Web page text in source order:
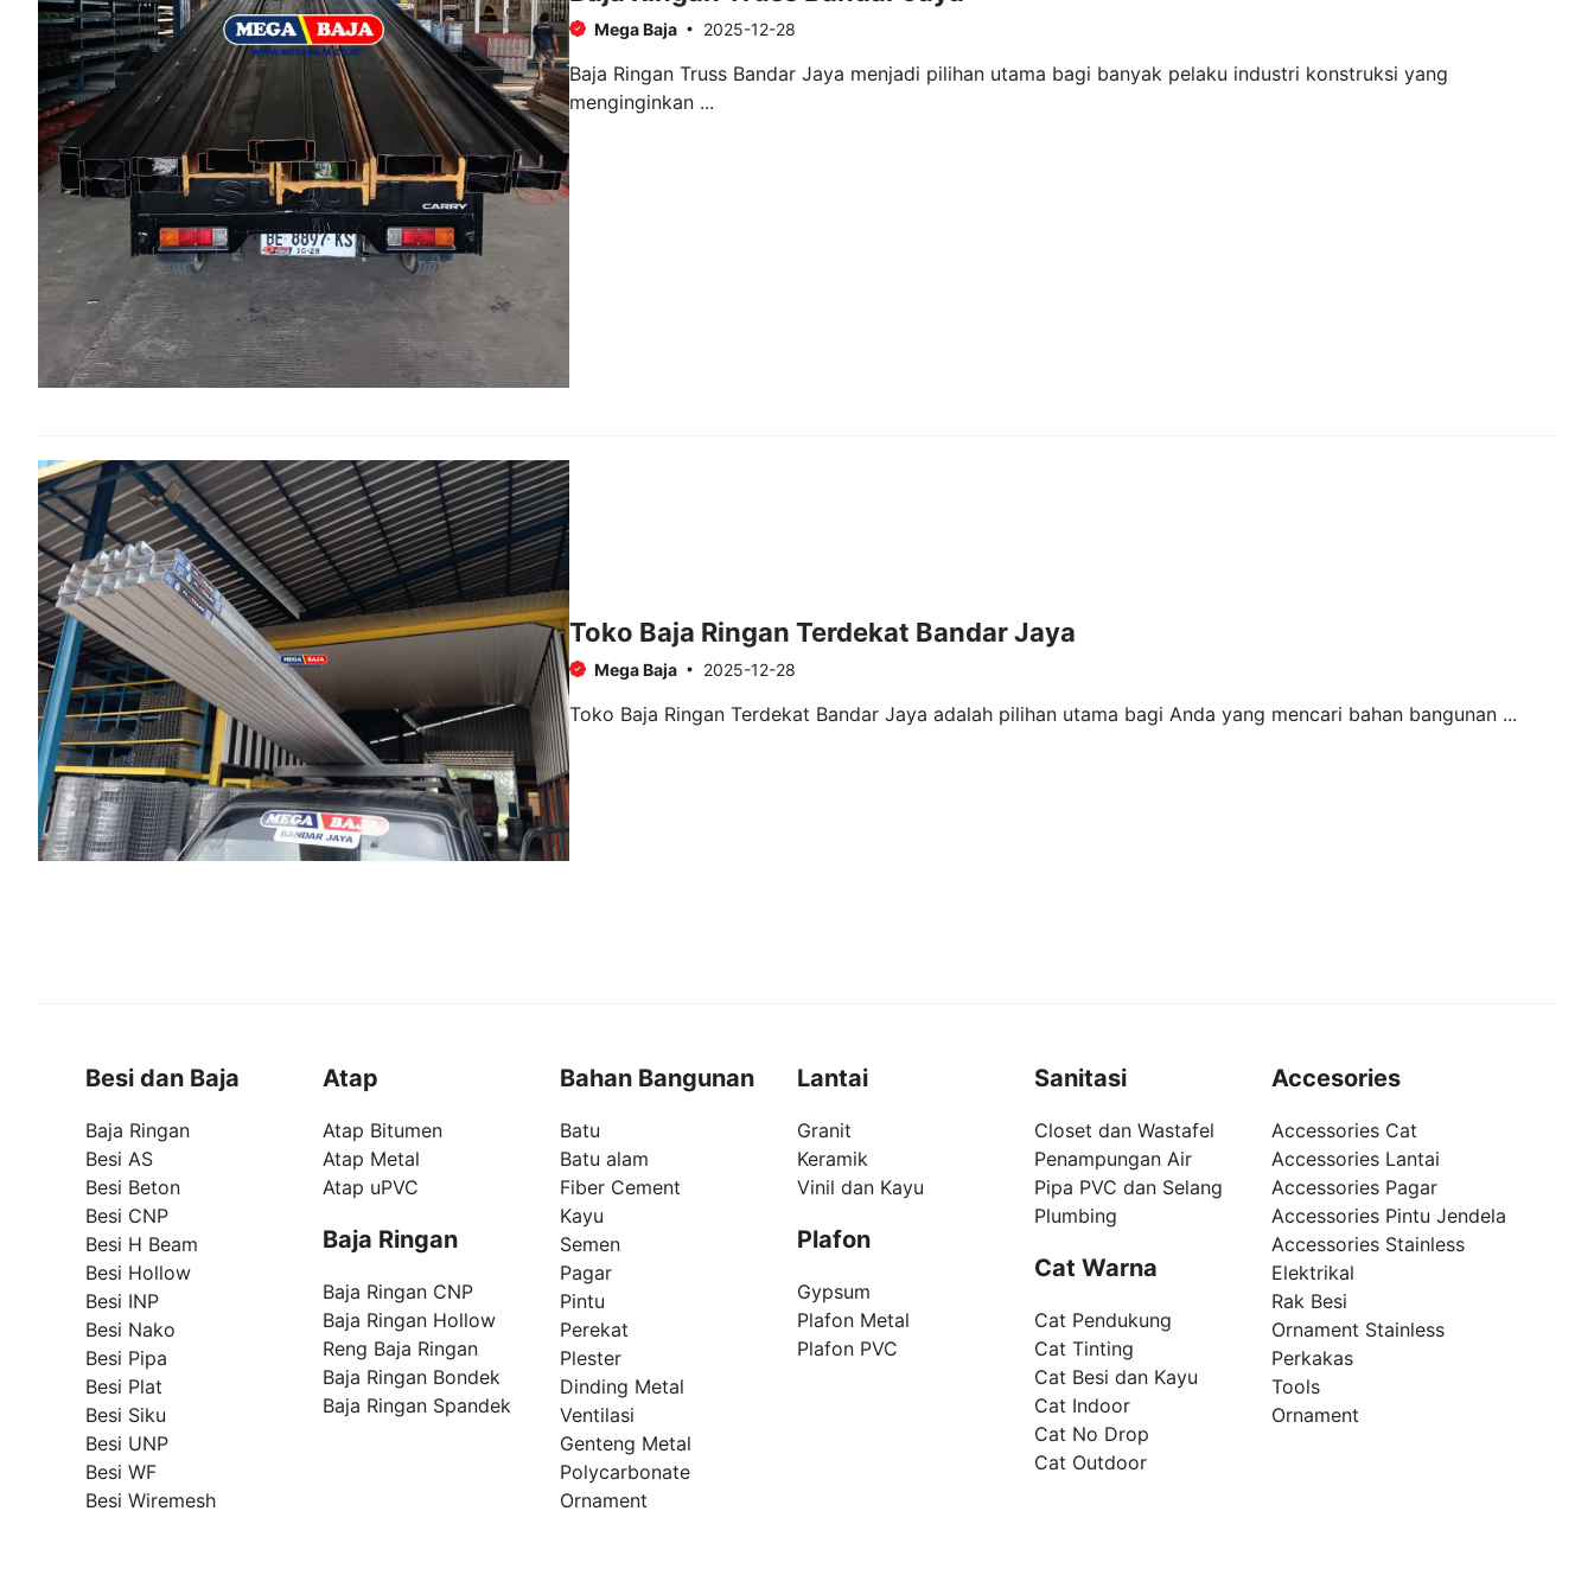
Mega Baja 2025-12-28
Baja Ringan Truss Bandar Jaya menjadi pilihan utama bagi banyak pelaku industri konstruksi yang
menginginkan ...
Toko Baja Ringan Terdekat Bandar Jaya
Mega Baja 2025-12-28
Toko Baja Ringan Terdekat Bandar Jaya adalah pilihan utama bagi Anda yang mencari bahan bangunan ...
Besi dan Baja
Baja Ringan
Besi AS
Besi Beton
Besi CNP
Besi H Beam
Besi Hollow
Besi INP
Besi Nako
Besi Pipa
Besi Plat
Besi Siku
Besi UNP
Besi WF
Besi Wiremesh
Atap
Atap Bitumen
Atap Metal
Atap uPVC
Baja Ringan
Baja Ringan CNP
Baja Ringan Hollow
Reng Baja Ringan
Baja Ringan Bondek
Baja Ringan Spandek
Bahan Bangunan
Batu
Batu alam
Fiber Cement
Kayu
Semen
Pagar
Pintu
Perekat
Plester
Dinding Metal
Ventilasi
Genteng Metal
Polycarbonate
Ornament
Lantai
Granit
Keramik
Vinil dan Kayu
Plafon
Gypsum
Plafon Metal
Plafon PVC
Sanitasi
Closet dan Wastafel
Penampungan Air
Pipa PVC dan Selang
Plumbing
Cat Warna
Cat Pendukung
Cat Tinting
Cat Besi dan Kayu
Cat Indoor
Cat No Drop
Cat Outdoor
Accesories
Accessories Cat
Accessories Lantai
Accessories Pagar
Accessories Pintu Jendela
Accessories Stainless
Elektrikal
Rak Besi
Ornament Stainless
Perkakas
Tools
Ornament